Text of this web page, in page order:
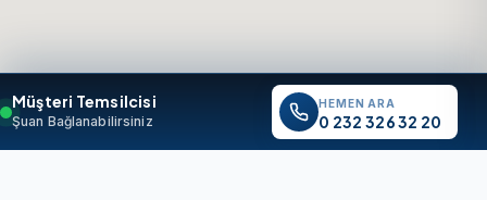
Müşteri Temsilcisi
Şuan Bağlanabilirsiniz
HEMEN ARA
0 232 326 32 20